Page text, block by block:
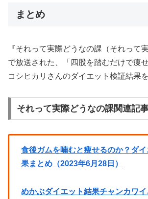
まとめ
『それって実際どうなの課（それって
で放送された、「四股を踏むだけで痩
コシヒカリさんのダイエット検証結果
それって実際どうなの課関連記
食後ガムを噛むと痩せるのか？ダ
果まとめ（2023年6月28日）
めかぶダイエット結果チャンカワ